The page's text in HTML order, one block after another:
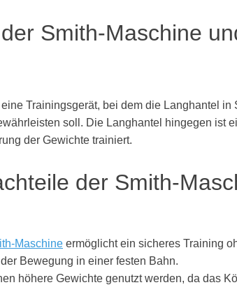
Smith-Maschine
eine Trainingsgerät, bei dem die Langhantel
soll. Die Langhantel hingegen ist
der Gewichte trainiert.
der Smith-
Maschine ermöglicht ein sicheres Training
Bewegung in einer festen Bahn.
höhere Gewichte genutzt werden, da das